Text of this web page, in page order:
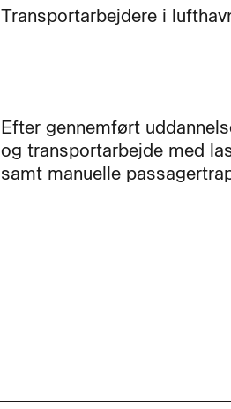
Transportarbejdere i
Efter gennemført
og transportarbejde med
samt manuelle